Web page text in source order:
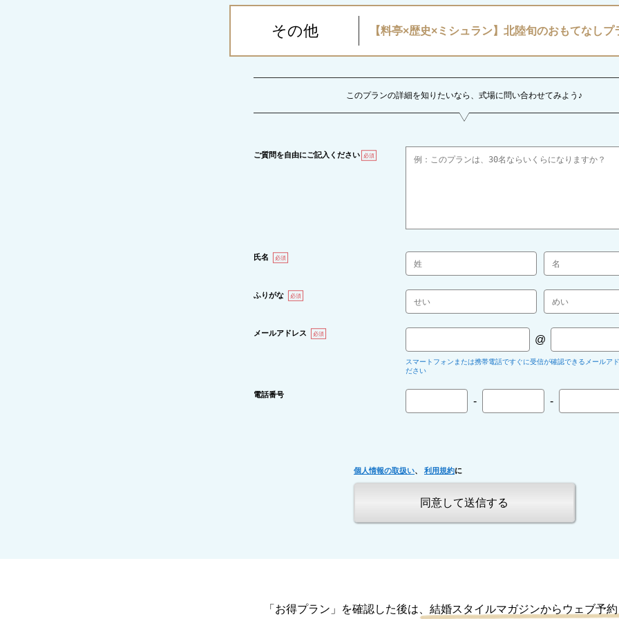
その他 【料亭×歴史×ミシュラン】北陸旬のおもてなしプ
このプランの詳細を知りたいなら、式場に問い合わせてみよう♪
ご質問を自由にご記入ください 必須
氏名 必須
ふりがな 必須
メールアドレス 必須
@
スマートフォンまたは携帯電話ですぐに受信が確認できるメールア
ださい
電話番号
- -
個人情報の取扱い、 利用規約に
「お得プラン」を確認した後は 、結婚スタイルマガジンからウェブ予